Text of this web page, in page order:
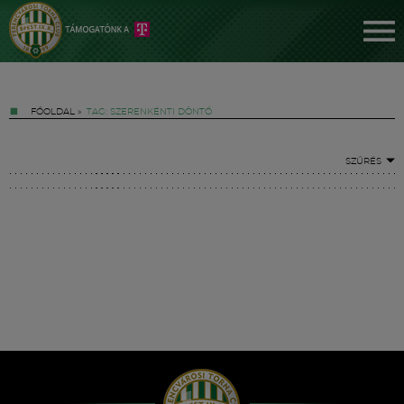
FŐOLDAL » TAG: SZERENKÉNTI DÖNTŐ
SZŰRÉS
Hírek